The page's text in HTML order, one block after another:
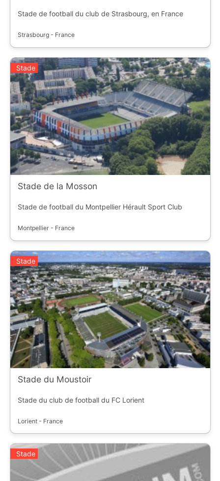
Stade de football du club de Strasbourg, en France
Strasbourg - France
Stade
Stade de la Mosson
Stade de football du Montpellier Hérault Sport Club
Montpellier - France
Stade
Stade du Moustoir
Stade du club de football du FC Lorient
Lorient - France
Stade